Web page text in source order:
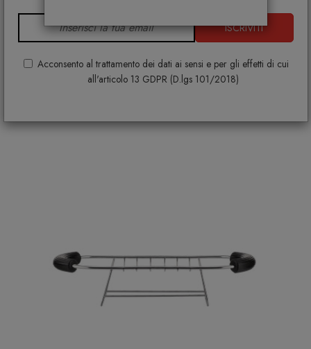
ISCRIVITI
Acconsento al trattamento dei dati ai sensi e per gli effetti di cui
all'articolo 13 GDPR (D.lgs 101/2018)
Ti potrebbe interessare